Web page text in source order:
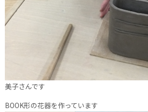
美子さんです
BOOK形の花器を作っています